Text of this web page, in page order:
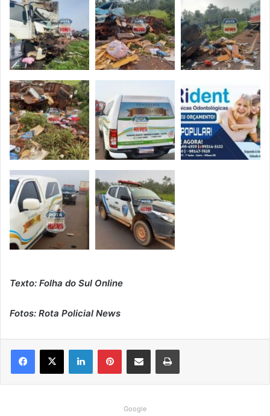
Texto: Folha do Sul Online
Fotos: Rota Policial News
Google